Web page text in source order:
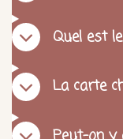
Quel est
La carte